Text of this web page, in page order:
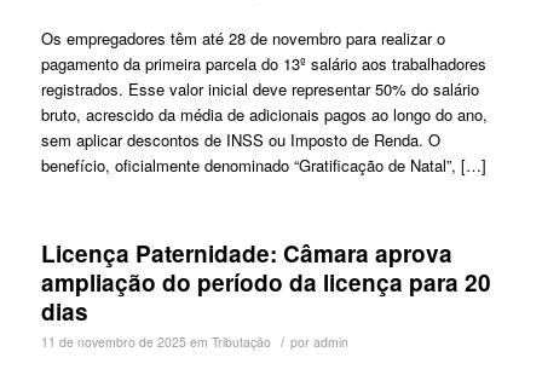
Os empregadores têm até 28 de novembro para realizar o
pagamento da primeira parcela do 13º salário aos trabalhadores
registrados. Esse valor inicial deve representar 50% do salário
bruto, acrescido da média de adicionais pagos ao longo do ano,
sem aplicar descontos de INSS ou Imposto de Renda. O
benefício, oficialmente denominado “Gratificação de Natal”, […]
Licença Paternidade: Câmara aprova
ampliação do período da licença para 20
dias
11 de novembro de 2025 em Tributação / por admin